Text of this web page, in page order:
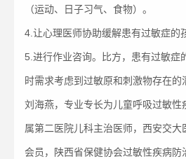
（运动、日子习气、食物）。
4.让心理医师协助缓解患有过敏症的
5.进行作业咨询。比方，患有过敏症
时需求考虑到过敏原和刺激物存在的
刘海燕，专业专长为儿童呼吸过敏
属第二医院儿科主治医师，西安交
会员，陕西省保健协会过敏性疾病防